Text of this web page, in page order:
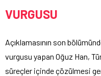
VURGUSU
Açıklamasının son
vurgusu yapan Oğuz Han,
süreçler içinde çözülmesi